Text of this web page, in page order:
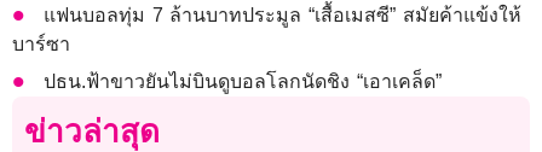
แฟนบอลทุ่ม 7 ล้านบาทประมูล “เสื้อเมสซี” สมัยค้าแข้งให้
บาร์ซา
ปธน.ฟ้าขาวยันไม่บินดูบอลโลกนัดชิง “เอาเคล็ด”
ข่าวล่าสุด